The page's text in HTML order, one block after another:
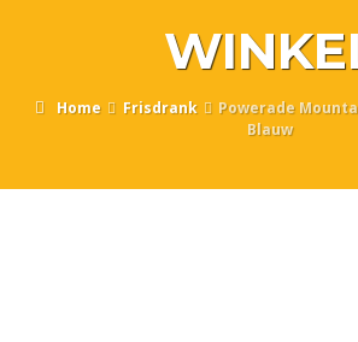
Home Frisdrank
Powerade
Blauw